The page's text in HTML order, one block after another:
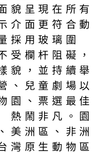
貌呈現在所有
介面更符合動
採用玻璃圍
受欄杆阻礙，
貌，並持續舉
、兒童劇場以
園、票選最佳
鬧非凡。園
美洲區、非洲
灣原生動物區